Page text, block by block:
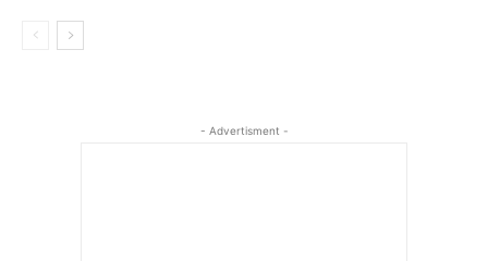
- Advertisment -